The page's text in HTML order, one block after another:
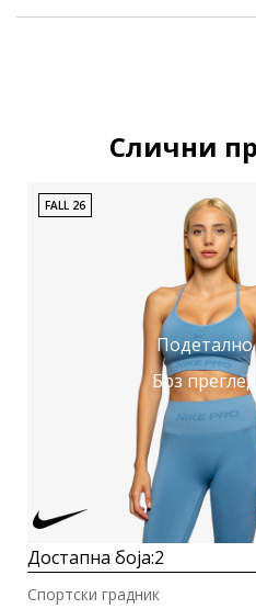
Слични
Подетално
Брз преглед
FALL 26
Достапна боја:2
Спортски градник